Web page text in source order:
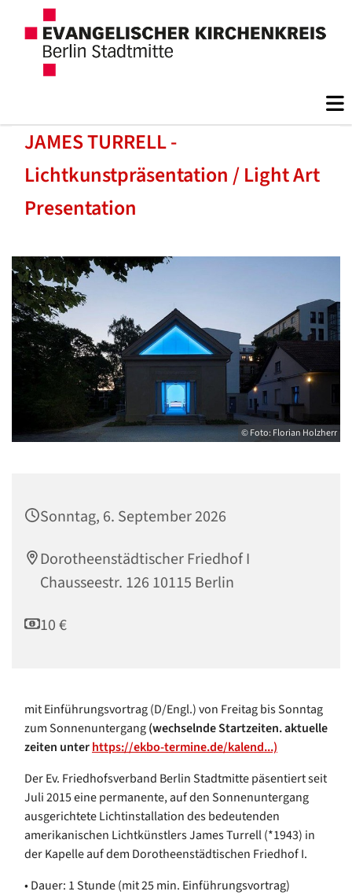
JAMES TURRELL -
Lichtkunstpräsentation / Light Art
Presentation
© Foto: Florian Holzherr
Sonntag, 6. September 2026
Dorotheenstädtischer Friedhof I
Chausseestr. 126 10115 Berlin
10 €
mit Einführungsvortrag (D/Engl.) von Freitag bis Sonntag
zum Sonnenuntergang(wechselnde Startzeiten. aktuelle
zeiten unterhttps://ekbo-termine.de/kalend...)
Der Ev. Friedhofsverband Berlin Stadtmitte päsentiert seit
Juli 2015 eine permanente, auf den Sonnenuntergang
ausgerichtete Lichtinstallation des bedeutenden
amerikanischen Lichtkünstlers James Turrell (*1943) in
der Kapelle auf dem Dorotheenstädtischen Friedhof I.
• Dauer: 1 Stunde (mit 25 min. Einführungsvortrag)